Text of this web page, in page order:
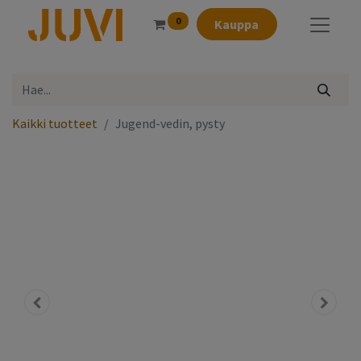
0 Kauppa
Kaikki tuotteet Jugend-vedin, pysty